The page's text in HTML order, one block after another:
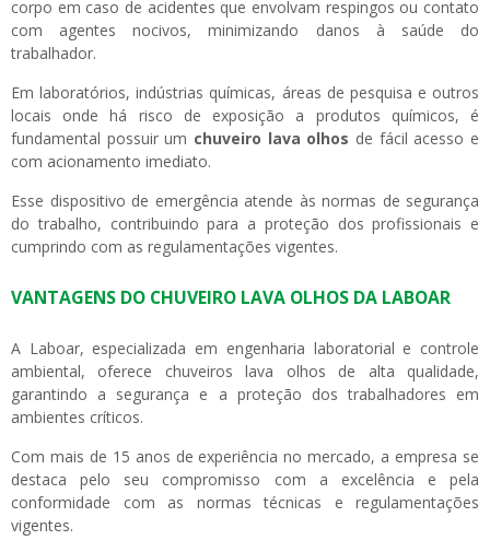
corpo em caso de acidentes que envolvam respingos ou contato
com agentes nocivos, minimizando danos à saúde do
trabalhador.
Em laboratórios, indústrias químicas, áreas de pesquisa e outros
locais onde há risco de exposição a produtos químicos, é
fundamental possuir um chuveiro lava olhos de fácil acesso e
com acionamento imediato.
Esse dispositivo de emergência atende às normas de segurança
do trabalho, contribuindo para a proteção dos profissionais e
cumprindo com as regulamentações vigentes.
VANTAGENS DO CHUVEIRO LAVA OLHOS DA LABOAR
A Laboar, especializada em engenharia laboratorial e controle
ambiental, oferece chuveiros lava olhos de alta qualidade,
garantindo a segurança e a proteção dos trabalhadores em
ambientes críticos.
Com mais de 15 anos de experiência no mercado, a empresa se
destaca pelo seu compromisso com a excelência e pela
conformidade com as normas técnicas e regulamentações
vigentes.